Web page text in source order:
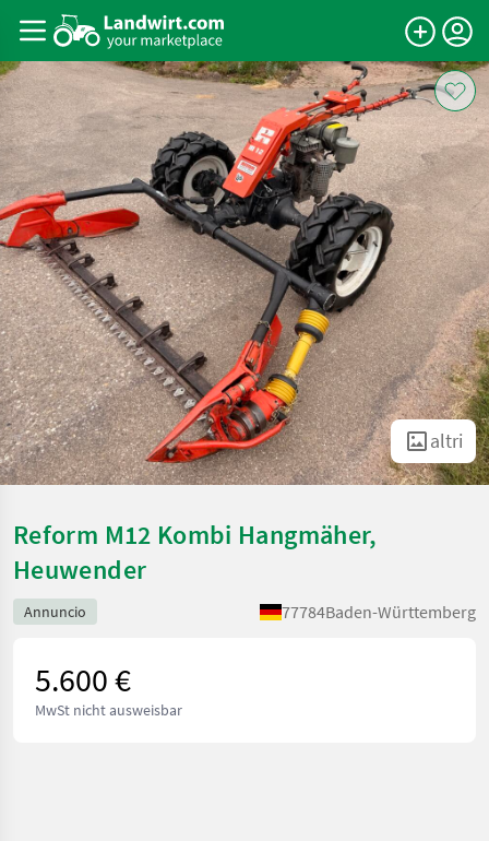
altri
Reform M12 Kombi Hangmäher,
Heuwender
Annuncio 77784Baden-Württemberg
5.600 €
MwSt nicht ausweisbar